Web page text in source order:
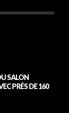
SALON
PRÉS DE 160